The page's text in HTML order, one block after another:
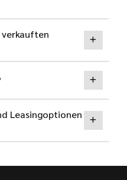
Leasingoptionen